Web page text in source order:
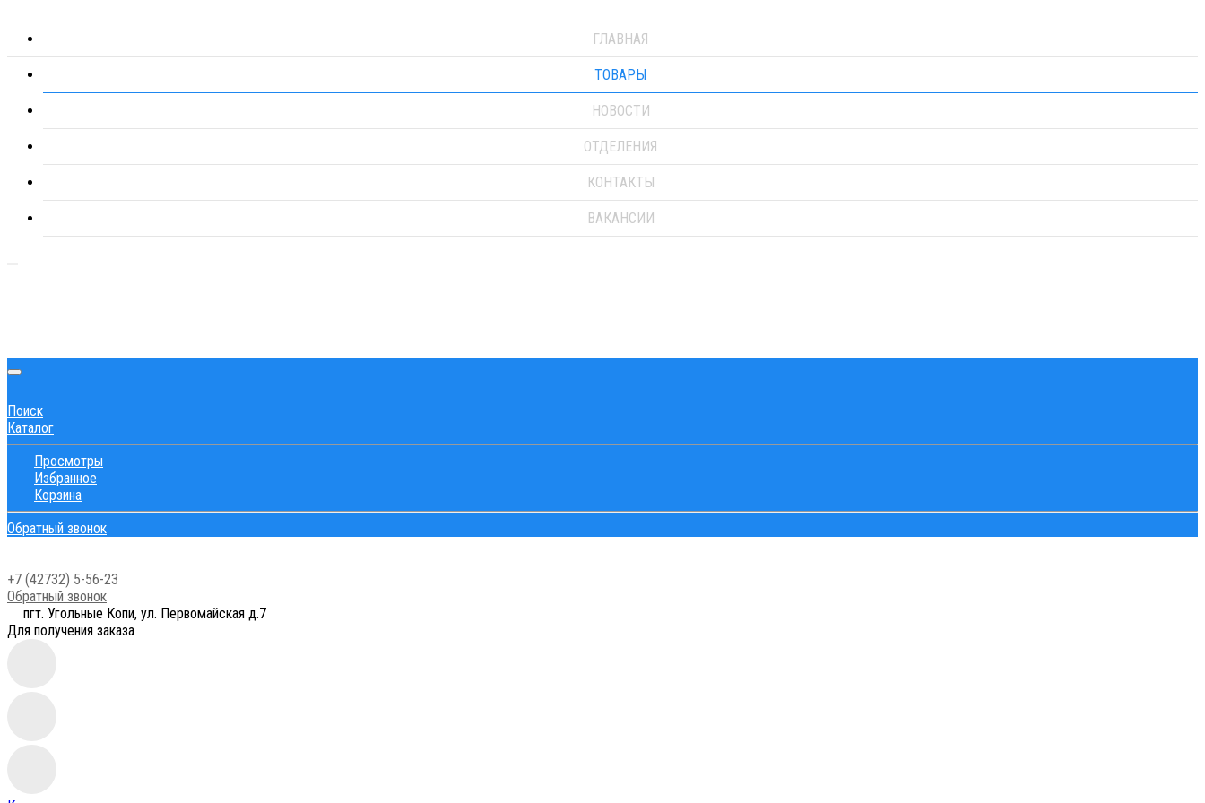
ГЛАВНАЯ
ТОВАРЫ
НОВОСТИ
ОТДЕЛЕНИЯ
КОНТАКТЫ
ВАКАНСИИ
Поиск
Каталог
Просмотры
Избранное
Корзина
Обратный звонок
+7 (42732) 5-56-23
Обратный звонок
пгт. Угольные Копи, ул. Первомайская д.7
Для получения заказа